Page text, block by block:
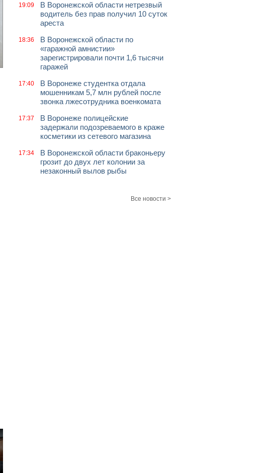
19:09
В Воронежской области нетрезвый
водитель без прав получил 10 суток
ареста
18:36
В Воронежской области по
«гаражной амнистии»
зарегистрировали почти 1,6 тысячи
гаражей
17:40
В Воронеже студентка отдала
мошенникам 5,7 млн рублей после
звонка лжесотрудника военкомата
17:37
В Воронеже полицейские
задержали подозреваемого в краже
косметики из сетевого магазина
17:34
В Воронежской области браконьеру
грозит до двух лет колонии за
незаконный вылов рыбы
Все новости >